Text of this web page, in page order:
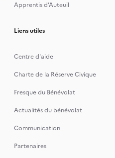
Apprentis d’Auteuil
Liens utiles
Centre d'aide
Charte de la Réserve Civique
Fresque du Bénévolat
Actualités du bénévolat
Communication
Partenaires